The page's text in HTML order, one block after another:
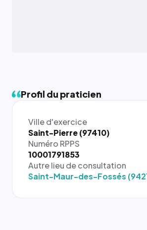
Profil du praticien
Ville d'exercice
Saint-Pierre (97410)
Numéro RPPS
10001791853
Autre lieu de consultation
Saint-Maur-des-Fossés
{# 40×40
: la taille
rendue par
`.profile-